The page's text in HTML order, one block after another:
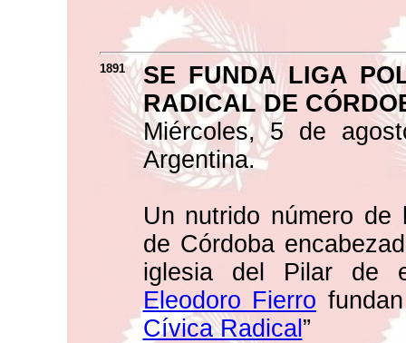
1891
SE FUNDA LIGA
RADICAL DE
Miércoles, 5 de
Argentina.
Un nutrido número de
de Córdoba
iglesia del Pilar de
Eleodoro Fierro
Cívica Radical ”